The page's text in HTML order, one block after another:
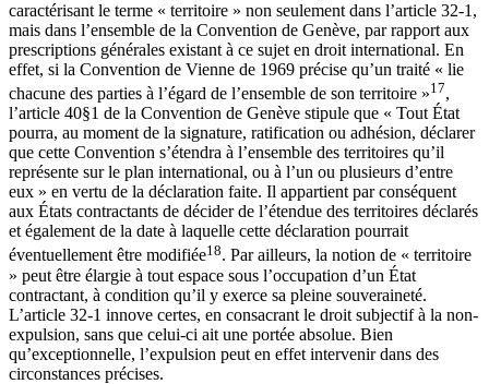
caractérisant le terme « territoire » non seulement dans l’article 32-1,
mais dans l’ensemble de la Convention de Genève, par rapport aux
prescriptions générales existant à ce sujet en droit international. En
effet, si la Convention de Vienne de 1969 précise qu’un traité « lie
chacune des parties à l’égard de l’ensemble de son territoire »17,
l’article 40§1 de la Convention de Genève stipule que « Tout État
pourra, au moment de la signature, ratification ou adhésion, déclarer
que cette Convention s’étendra à l’ensemble des territoires qu’il
représente sur le plan international, ou à l’un ou plusieurs d’entre
eux » en vertu de la déclaration faite. Il appartient par conséquent
aux États contractants de décider de l’étendue des territoires déclarés
et également de la date à laquelle cette déclaration pourrait
éventuellement être modifiée18. Par ailleurs, la notion de « territoire
» peut être élargie à tout espace sous l’occupation d’un État
contractant, à condition qu’il y exerce sa pleine souveraineté.
L’article 32-1 innove certes, en consacrant le droit subjectif à la non-
expulsion, sans que celui-ci ait une portée absolue. Bien
qu’exceptionnelle, l’expulsion peut en effet intervenir dans des
circonstances précises.